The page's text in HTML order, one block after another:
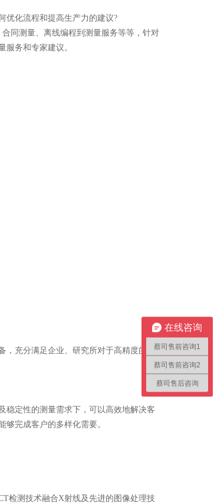
优化流程和提高生产力的建议?
同测量、离线编程到测量服务等等，针对
务和专家建议。
充分满足企业、研究所对于高精度的测
定性的测量需求下，可以高效地解决客
完成客户的多样化需要。
检测技术融合X射线及先进的图像处理技
在线咨询
蔡司售前咨询1
蔡司售前咨询2
蔡司售后咨询